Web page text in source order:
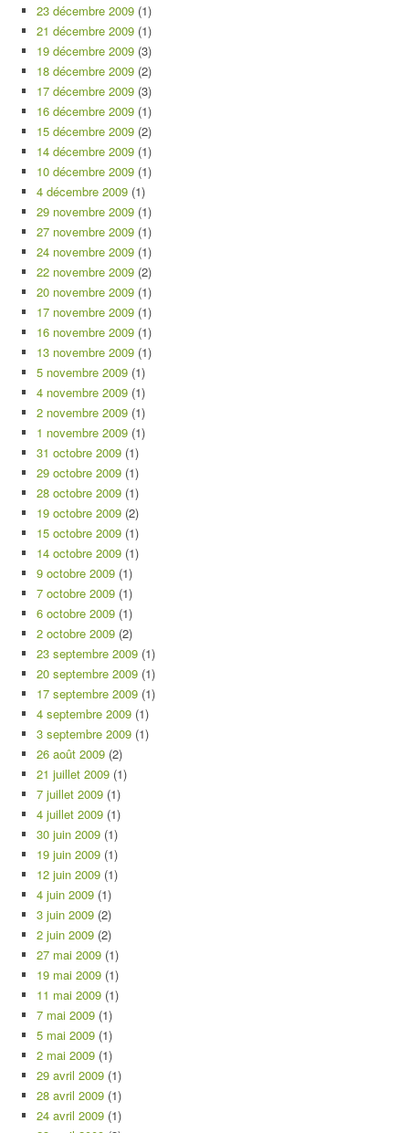
23 décembre 2009 (1)
21 décembre 2009 (1)
19 décembre 2009 (3)
18 décembre 2009 (2)
17 décembre 2009 (3)
16 décembre 2009 (1)
15 décembre 2009 (2)
14 décembre 2009 (1)
10 décembre 2009 (1)
4 décembre 2009 (1)
29 novembre 2009 (1)
27 novembre 2009 (1)
24 novembre 2009 (1)
22 novembre 2009 (2)
20 novembre 2009 (1)
17 novembre 2009 (1)
16 novembre 2009 (1)
13 novembre 2009 (1)
5 novembre 2009 (1)
4 novembre 2009 (1)
2 novembre 2009 (1)
1 novembre 2009 (1)
31 octobre 2009 (1)
29 octobre 2009 (1)
28 octobre 2009 (1)
19 octobre 2009 (2)
15 octobre 2009 (1)
14 octobre 2009 (1)
9 octobre 2009 (1)
7 octobre 2009 (1)
6 octobre 2009 (1)
2 octobre 2009 (2)
23 septembre 2009 (1)
20 septembre 2009 (1)
17 septembre 2009 (1)
4 septembre 2009 (1)
3 septembre 2009 (1)
26 août 2009 (2)
21 juillet 2009 (1)
7 juillet 2009 (1)
4 juillet 2009 (1)
30 juin 2009 (1)
19 juin 2009 (1)
12 juin 2009 (1)
4 juin 2009 (1)
3 juin 2009 (2)
2 juin 2009 (2)
27 mai 2009 (1)
19 mai 2009 (1)
11 mai 2009 (1)
7 mai 2009 (1)
5 mai 2009 (1)
2 mai 2009 (1)
29 avril 2009 (1)
28 avril 2009 (1)
24 avril 2009 (1)